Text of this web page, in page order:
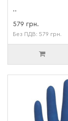
..
579 грн.
Без ПДВ: 579 грн.